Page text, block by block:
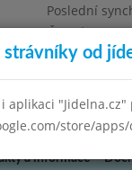
Poslední
Čtvrtek
Hlubočepská
a informace
strávníky od
aplikaci
store/